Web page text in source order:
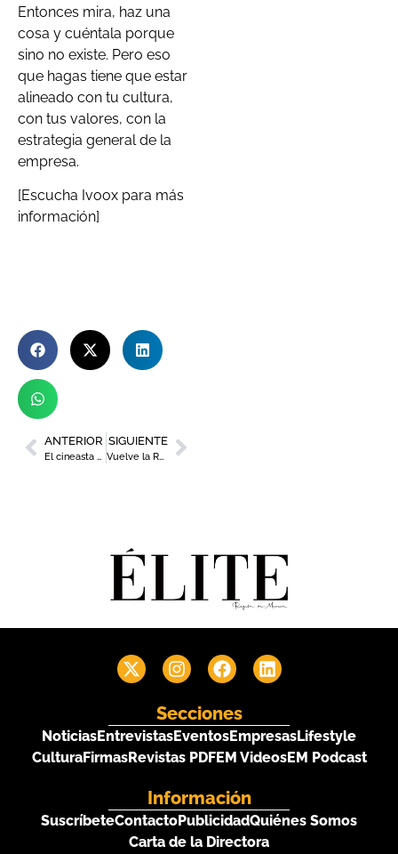
Entonces mira, haz una
cosa y cuéntala porque
sino no existe. Pero eso
que hagas tiene que estar
alineado con tu cultura,
con tus valores, con la
estrategia general de la
empresa.
[Escucha Ivoox para más
información]
ANTERIOR
El cineasta Carlos Saura ilustra el cartel de la LXI edición del Cante de las Minas
SIGUIENTE
Vuelve la Ruta del Vino de Jumilla
Secciones
NoticiasEntrevistasEventosEmpresasLifestyle
CulturaFirmasRevistas PDFEM VideosEM Podcast
Información
SuscríbeteContactoPublicidadQuiénes Somos
Carta de la Directora